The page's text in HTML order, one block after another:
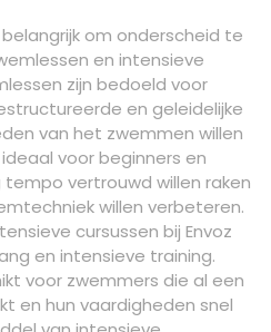
om onderscheid te
en intensieve
zijn bedoeld voor
en geleidelijke
van het zwemmen willen
voor beginners en
vertrouwd willen raken
willen verbeteren.
cursussen bij Envoz
en intensieve training.
voor zwemmers die al een
en hun vaardigheden snel